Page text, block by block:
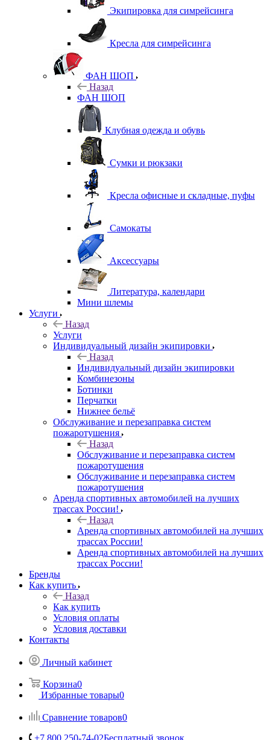
Экипировка для симрейсинга
Кресла для симрейсинга
ФАН ШОП
Назад
ФАН ШОП
Клубная одежда и обувь
Сумки и рюкзаки
Кресла офисные и складные, пуфы
Самокаты
Аксессуары
Литература, календари
Мини шлемы
Услуги
Назад
Услуги
Индивидуальный дизайн экипировки
Назад
Индивидуальный дизайн экипировки
Комбинезоны
Ботинки
Перчатки
Нижнее бельё
Обслуживание и перезаправка систем
пожаротушения
Назад
Обслуживание и перезаправка систем
пожаротушения
Обслуживание и перезаправка систем
пожаротушения
Аренда спортивных автомобилей на лучших
трассах России!
Назад
Аренда спортивных автомобилей на лучших
трассах России!
Аренда спортивных автомобилей на лучших
трассах России!
Бренды
Как купить
Назад
Как купить
Условия оплаты
Условия доставки
Контакты
Личный кабинет
Корзина0
Избранные товары0
Сравнение товаров0
+7 800 250-74-02Бесплатный звонок